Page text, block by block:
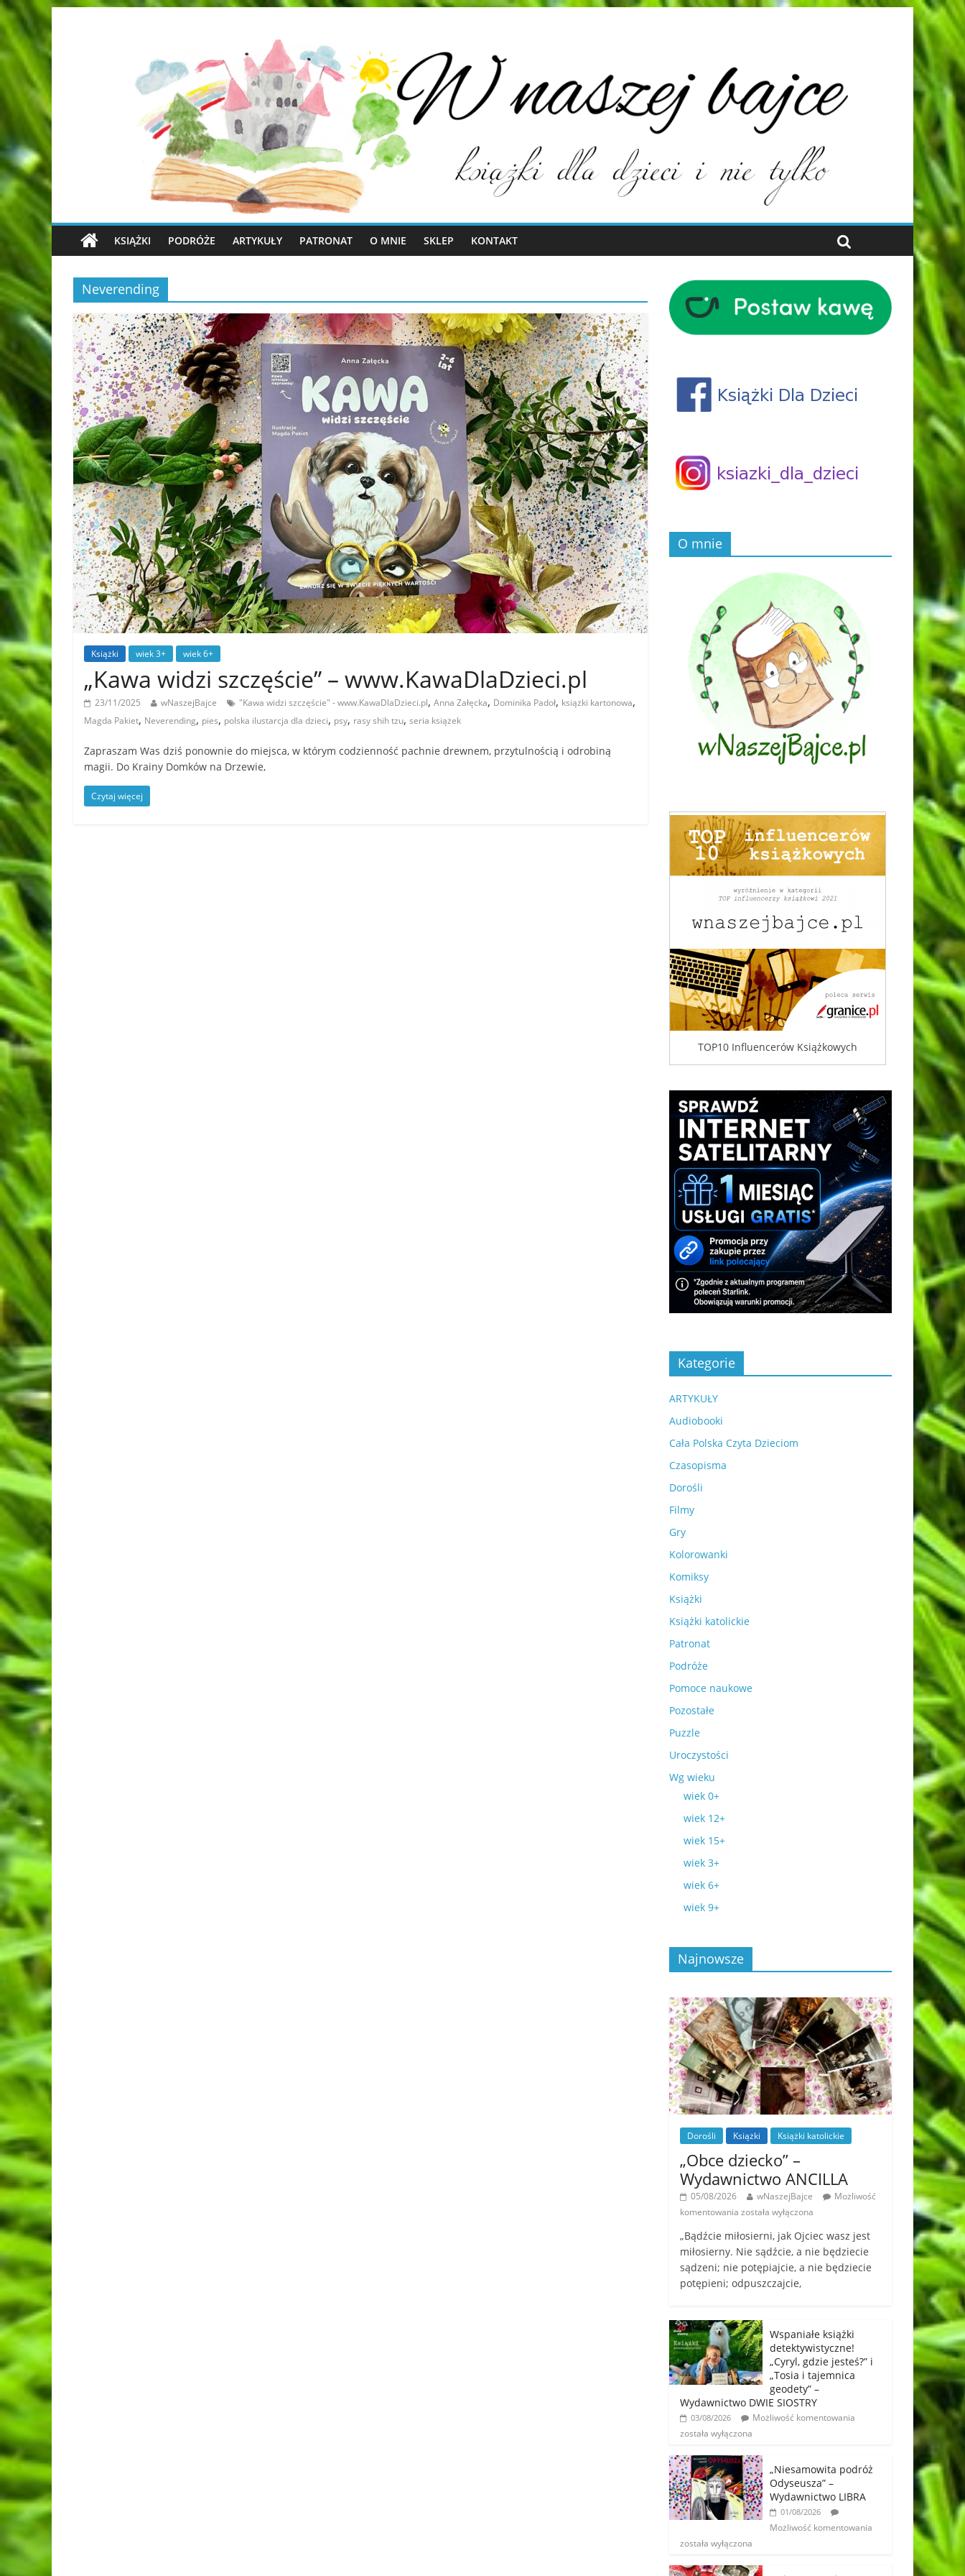
KSIĄŻKI PODRÓŻE ARTYKUŁY PATRONAT O MNIE SKLEP KONTAKT
Neverending
Książki wiek 3+ wiek 6+
„Kawa widzi szczęście” – www.KawaDlaDzieci.pl
23/11/2025 wNaszejBajce "Kawa widzi szczęście" - www.KawaDlaDzieci.pl, Anna Załęcka, Dominika Padoł, książki kartonowa,
Magda Pakiet, Neverending, pies, polska ilustarcja dla dzieci, psy, rasy shih tzu, seria książek
Zapraszam Was dziś ponownie do miejsca, w którym codzienność pachnie drewnem, przytulnością i odrobiną
magii. Do Krainy Domków na Drzewie,
Czytaj więcej
O mnie
TOP10 Influencerów Książkowych
Kategorie
ARTYKUŁY
Audiobooki
Cała Polska Czyta Dzieciom
Czasopisma
Dorośli
Filmy
Gry
Kolorowanki
Komiksy
Książki
Książki katolickie
Patronat
Podróże
Pomoce naukowe
Pozostałe
Puzzle
Uroczystości
Wg wieku
wiek 0+
wiek 12+
wiek 15+
wiek 3+
wiek 6+
wiek 9+
Najnowsze
Dorośli Książki Książki katolickie
„Obce dziecko” –
Wydawnictwo ANCILLA
05/08/2026 wNaszejBajce
Możliwość
komentowania została wyłączona
„Bądźcie miłosierni, jak Ojciec wasz jest
miłosierny. Nie sądźcie, a nie będziecie
sądzeni; nie potępiajcie, a nie będziecie
potępieni; odpuszczajcie,
Wspaniałe książki
detektywistyczne!
„Cyryl, gdzie jesteś?” i
„Tosia i tajemnica
geodety” –
Wydawnictwo DWIE SIOSTRY
03/08/2026
Możliwość komentowania
została wyłączona
„Niesamowita podróż
Odyseusza” –
Wydawnictwo LIBRA
01/08/2026
Możliwość komentowania
została wyłączona